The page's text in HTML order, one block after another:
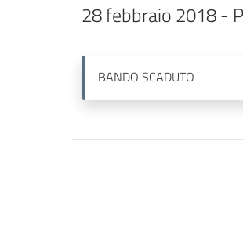
28 febbraio 2018 -
BANDO SCADUTO